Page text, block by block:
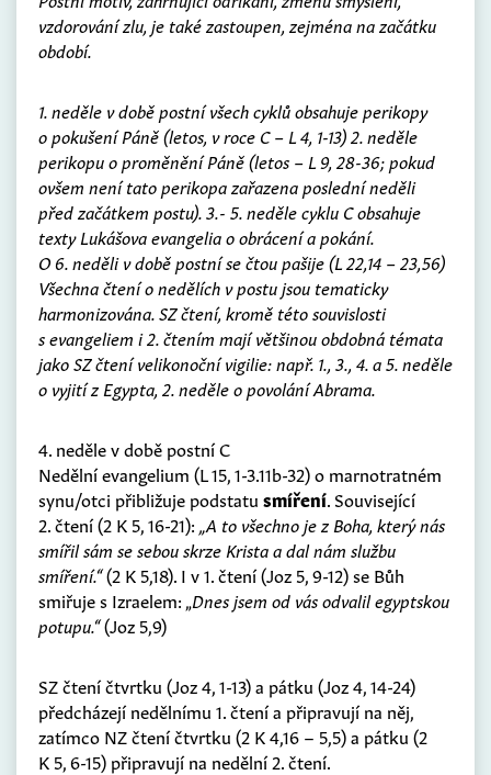
vzdorování zlu, je také zastoupen, zejména na začátku
období.
1. neděle v době postní všech cyklů obsahuje perikopy
o pokušení Páně (letos, v roce C – L 4, 1-13) 2. neděle
perikopu o proměnění Páně (letos – L 9, 28-36; pokud
ovšem není tato perikopa zařazena poslední neděli
před začátkem postu). 3.- 5. neděle cyklu C obsahuje
texty Lukášova evangelia o obrácení a pokání.
O 6. neděli v době postní se čtou pašije (L 22,14 – 23,56)
Všechna čtení o nedělích v postu jsou tematicky
harmonizována. SZ čtení, kromě této souvislosti
s evangeliem i 2. čtením mají většinou obdobná témata
jako SZ čtení velikonoční vigilie: např. 1., 3., 4. a 5. neděle
o vyjití z Egypta, 2. neděle o povolání Abrama.
4. neděle v době postní C
Nedělní evangelium (L 15, 1-3.11b-32) o marnotratném
synu/otci přibližuje podstatu smíření. Související
2. čtení (2 K 5, 16-21): „A to všechno je z Boha, který nás
smířil sám se sebou skrze Krista a dal nám službu
smíření.“(2 K 5,18). I v 1. čtení (Joz 5, 9-12) se Bůh
smiřuje s Izraelem: „Dnes jsem od vás odvalil egyptskou
potupu.“(Joz 5,9)
SZ čtení čtvrtku (Joz 4, 1-13) a pátku (Joz 4, 14-24)
předcházejí nedělnímu 1. čtení a připravují na něj,
zatímco NZ čtení čtvrtku (2 K 4,16 – 5,5) a pátku (2
K 5, 6-15) připravují na nedělní 2. čtení.